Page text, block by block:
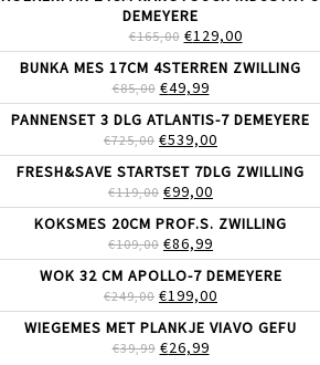
€51,99.
DEMEYERE
€165,00 OORSPRONKELIJKE
PRIJS
WAS:
€165,00.
€129,00HUIDIGE
PRIJS
IS:
BUNKA MES 17CM 4STERREN ZWILLING
€85,00 OORSPRONKELIJKE
PRIJS
WAS:
€85,00.
€49,99HUIDIGE
PRIJS
IS:
€49,99.
PANNENSET 3 DLG ATLANTIS-7 DEMEYERE
€725,00 OORSPRONKELIJKE
PRIJS
WAS:
€725,00.
€539,00
PRIJS
IS:
FRESH&SAVE STARTSET 7DLG ZWILLING
€119,00 OORSPRONKELIJKE
PRIJS
WAS:
€119,00.
€99,00
PRIJS
IS:
€99,00.
KOKSMES 20CM PROF.S. ZWILLING
€109,00 OORSPRONKELIJKE
PRIJS
WAS:
€109,00.
€86,99
PRIJS
IS:
€86,99.
WOK 32 CM APOLLO-7 DEMEYERE
€249,00 OORSPRONKELIJKE
PRIJS
WAS:
€249,00.
€199,00
PRIJS
IS:
WIEGEMES MET PLANKJE VIAVO GEFU
€39,99 OORSPRONKELIJKE
€26,99HUIDIGE